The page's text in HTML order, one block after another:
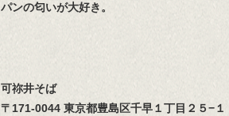
パンの匂いが大好き。
可祢井そば
〒171-0044 東京都豊島区千早１丁目２５−１